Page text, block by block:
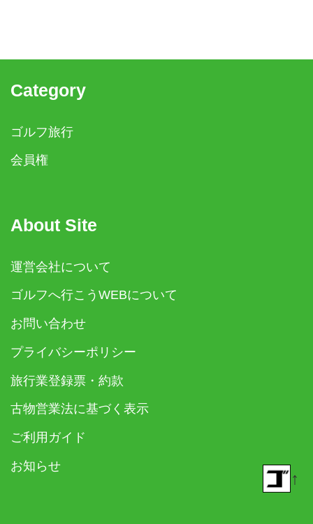
Category
ゴルフ旅行
会員権
About Site
運営会社について
ゴルフへ行こうWEBについて
お問い合わせ
プライバシーポリシー
旅行業登録票・約款
古物営業法に基づく表示
ご利用ガイド
お知らせ
↑